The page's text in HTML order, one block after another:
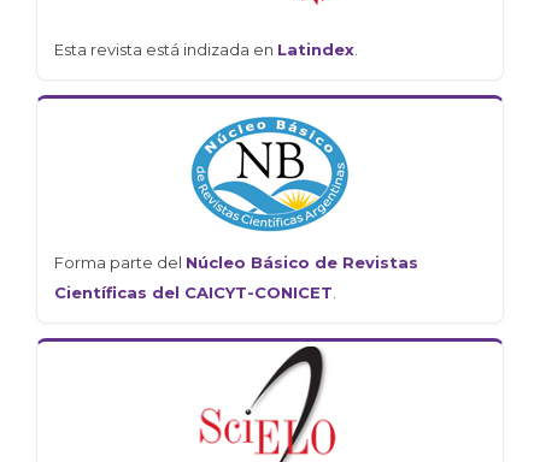
Esta revista está indizada en Latindex
Forma parte del Núcleo Básico de Revistas
Científicas del CAICYT-CONICET